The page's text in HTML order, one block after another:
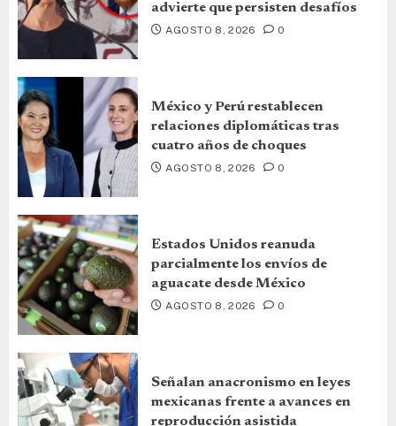
advierte que persisten desafíos
AGOSTO 8, 2026 0
México y Perú restablecen
relaciones diplomáticas tras
cuatro años de choques
AGOSTO 8, 2026 0
Estados Unidos reanuda
parcialmente los envíos de
aguacate desde México
AGOSTO 8, 2026 0
Señalan anacronismo en leyes
mexicanas frente a avances en
reproducción asistida